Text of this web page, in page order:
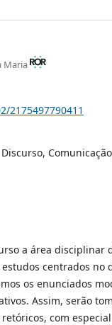
Maria
2175497790411
a área disciplinar
centrados no
os enunciados
Assim, serão
com